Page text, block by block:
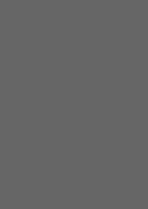
- rozbiórki